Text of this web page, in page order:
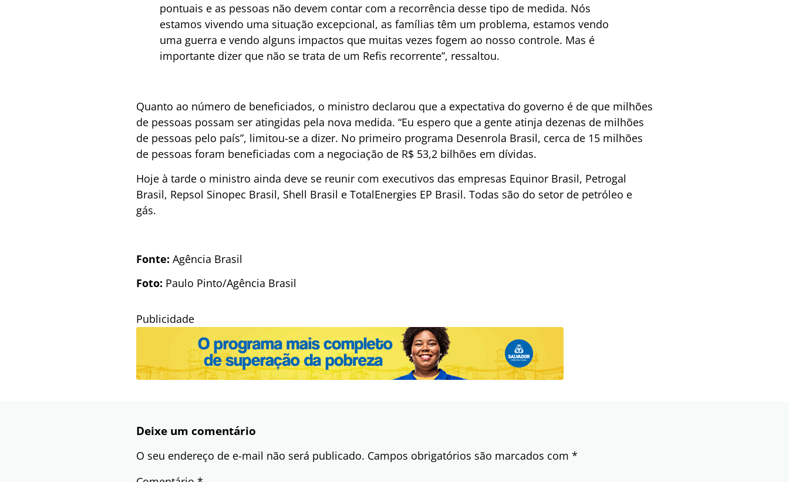
pontuais e as pessoas não devem contar com a recorrência desse tipo de medida. Nós
estamos vivendo uma situação excepcional, as famílias têm um problema, estamos vendo
uma guerra e vendo alguns impactos que muitas vezes fogem ao nosso controle. Mas é
importante dizer que não se trata de um Refis recorrente”, ressaltou.
Quanto ao número de beneficiados, o ministro declarou que a expectativa do governo é de que milhões
de pessoas possam ser atingidas pela nova medida. “Eu espero que a gente atinja dezenas de milhões
de pessoas pelo país”, limitou-se a dizer. No primeiro programa Desenrola Brasil, cerca de 15 milhões
de pessoas foram beneficiadas com a negociação de R$ 53,2 bilhões em dívidas.
Hoje à tarde o ministro ainda deve se reunir com executivos das empresas Equinor Brasil, Petrogal
Brasil, Repsol Sinopec Brasil, Shell Brasil e TotalEnergies EP Brasil. Todas são do setor de petróleo e
gás.
Fonte: Agência Brasil
Foto: Paulo Pinto/Agência Brasil
Publicidade
Deixe um comentário
O seu endereço de e-mail não será publicado. Campos obrigatórios são marcados com *